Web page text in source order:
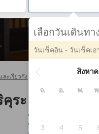
เลือกวันเดินทา
วันเช็คอิน - วันเช็คเอ
สิงหา
จ. อ. พ.
3 4 5
ะเรียวกัง
ระ
บิวะโนะยุ
Shiraito no Yu Hot